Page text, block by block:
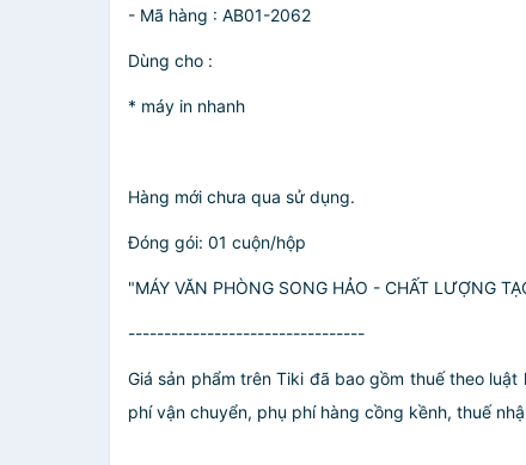
- Mã hàng : AB01-2062
Dùng cho :
* máy in nhanh
Hàng mới chưa qua sử dụng.
Đóng gói: 01 cuộn/hộp
"MÁY VĂN PHÒNG SONG HẢO - CHẤT LƯỢNG
---------------------------------
Giá sản phẩm trên Tiki đã bao gồm thuế theo
phí vận chuyển, phụ phí hàng cồng kềnh, thuế